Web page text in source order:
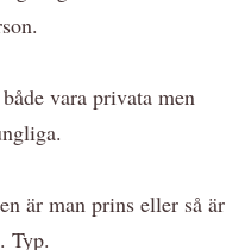
vara privata men
är man prins eller så är
Typ.